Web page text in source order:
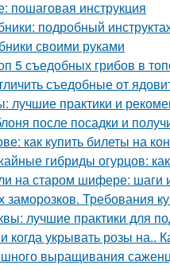
пошаговая инструкция
подробный
своими руками
5 съедобных грибов в
съедобные от
лучшие практики и
после посадки и
как купить билеты на
гибриды огурцов:
на старом шифере: шаги
заморозков. Требования
лучшие практики для
когда укрывать розы на..
выращивания